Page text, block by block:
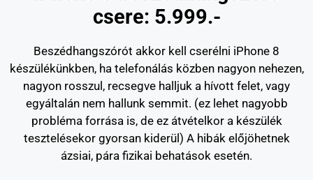
csere: 5.999.-
Beszédhangszórót akkor kell cserélni iPhone 8
készülékünkben, ha telefonálás közben nagyon nehezen,
nagyon rosszul, recsegve halljuk a hívott felet, vagy
egyáltalán nem hallunk semmit. (ez lehet nagyobb
probléma forrása is, de ez átvételkor a készülék
tesztelésekor gyorsan kiderül) A hibák előjöhetnek
ázsiai, pára fizikai behatások esetén.